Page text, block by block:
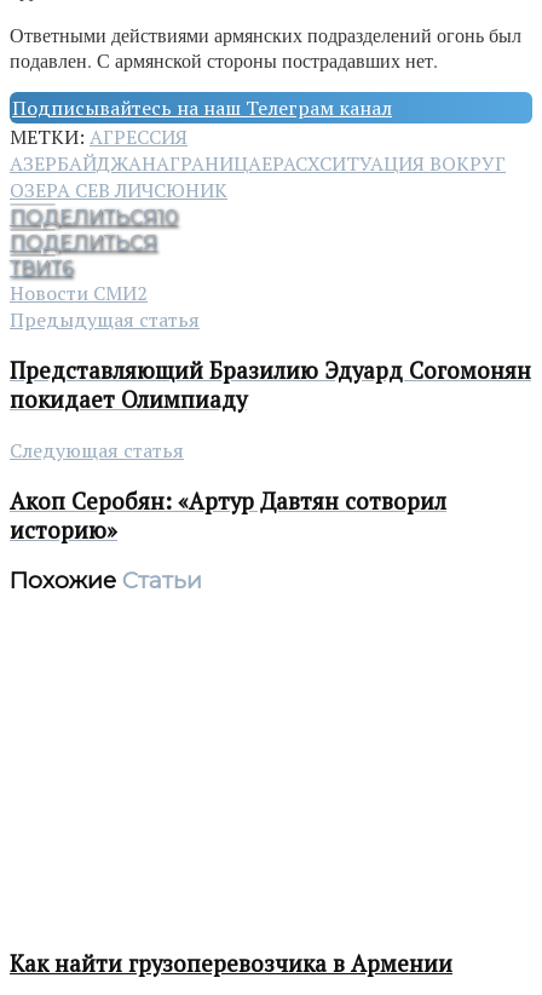
Ответными действиями армянских подразделений огонь был
подавлен. С армянской стороны пострадавших нет.
Подписывайтесь на наш Телеграм канал
МЕТКИ: АГРЕССИЯ
АЗЕРБАЙДЖАНАГРАНИЦАЕРАСХСИТУАЦИЯ ВОКРУГ
ОЗЕРА СЕВ ЛИЧСЮНИК
ПОДЕЛИТЬСЯ10
ПОДЕЛИТЬСЯ
ТВИТ6
Новости СМИ2
Предыдущая статья
Представляющий Бразилию Эдуард Согомонян
покидает Олимпиаду
Следующая статья
Акоп Серобян: «Артур Давтян сотворил
историю»
Похожие Статьи
Как найти грузоперевозчика в Армении